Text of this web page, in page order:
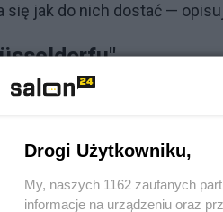
się jak do nich dostać —
Drogi Użytkowniku,
My, naszych 1162 zaufanych
informacje na urządzeniu oraz